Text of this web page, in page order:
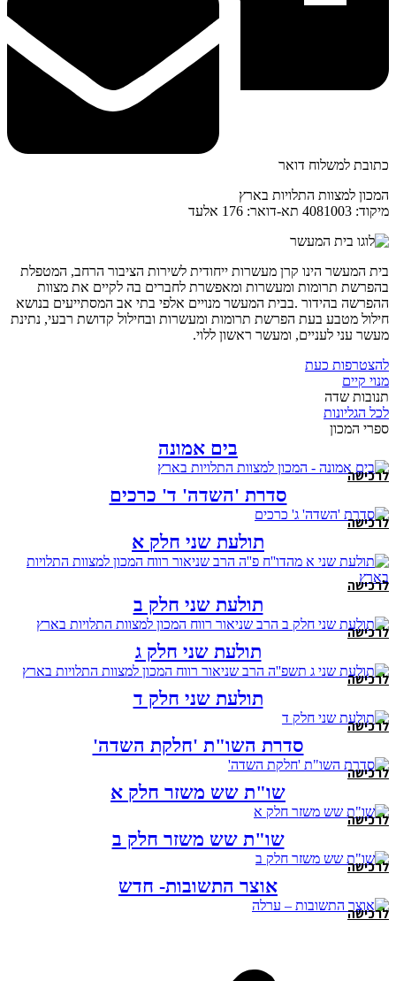
כתובת למשלוח דואר
המכון למצוות התלויות בארץ
מיקוד: 4081003 תא-דואר: 176 אלעד
בית המעשר הינו קרן מעשרות ייחודית לשירות הציבור הרחב, המטפלת
בהפרשת תרומות ומעשרות ומאפשרת לחברים בה לקיים את מצוות
ההפרשה בהידור .בבית המעשר מנויים אלפי בתי אב המסתייעים בנושא
חילול מטבע בעת הפרשת תרומות ומעשרות ובחילול קדושת רבעי, נתינת
מעשר עני לעניים, ומעשר ראשון ללוי.
להצטרפות כעת
מנוי קיים
תנובות שדה
לכל הגליונות
ספרי המכון
בים אמונה
לרכישה
סדרת 'השדה' ד' כרכים
לרכישה
תולעת שני חלק א
לרכישה
תולעת שני חלק ב
לרכישה
תולעת שני חלק ג
לרכישה
תולעת שני חלק ד
לרכישה
סדרת השו"ת 'חלקת השדה'
לרכישה
שו"ת שש משזר חלק א
לרכישה
שו"ת שש משזר חלק ב
לרכישה
אוצר התשובות- חדש
לרכישה